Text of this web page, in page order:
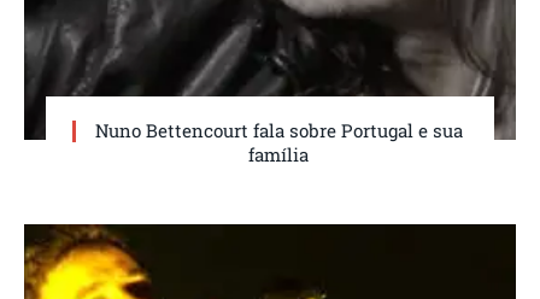
Nuno Bettencourt fala sobre Portugal e sua
família